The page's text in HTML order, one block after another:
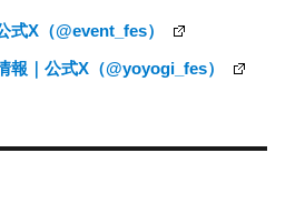
式X（@event_fes）
報｜公式X（@yoyogi_fes）